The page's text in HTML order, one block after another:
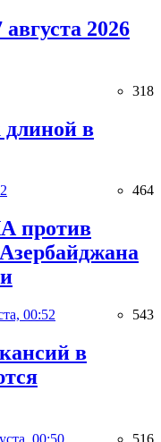
2026
318
в
464
против
00:52 543
в
00:50 516